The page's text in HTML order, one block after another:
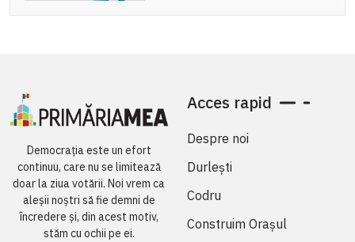
Democrația este un efort
continuu, care nu se limitează
doar la ziua votării. Noi vrem ca
aleșii noștri să fie demni de
încredere și, din acest motiv,
stăm cu ochii pe ei.
Acces rapid
Despre noi
Durlești
Codru
Construim Orașul